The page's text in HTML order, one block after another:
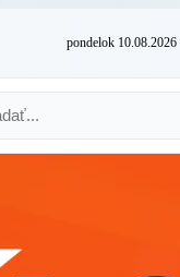
pondelok 10.08.2026